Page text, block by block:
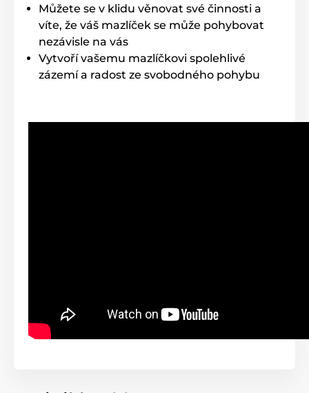
Můžete se v klidu věnovat své činnosti a
víte, že váš mazlíček se může pohybovat
nezávisle na vás
Vytvoří vašemu mazlíčkovi spolehlivé
zázemí a radost ze svobodného pohybu